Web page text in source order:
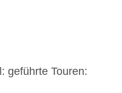
geführte Touren: